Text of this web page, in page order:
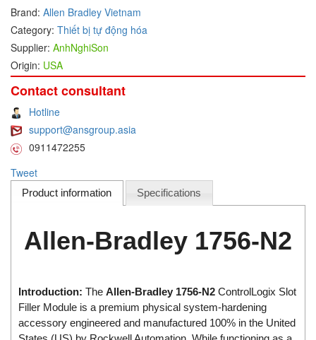
Delmhorst VietNam
DELTA
Delta Ohm
Delta sensor
Delta-mobrey
DEMA Engineering/ Foam- IT
DESAX
DET-TRONICS
Diakont
DINA Elektronik
Dinel
Di-Soric
Brand: Allen Bradley Vietnam
Category: Thiết bị tự động hóa
Supplier: AnhNghiSon
Origin: USA
Contact consultant
Hotline
support@ansgroup.asia
0911472255
Tweet
Product information Specifications
Allen-Bradley 1756-N2
Introduction: The Allen-Bradley 1756-N2 ControlLogix Slot
Filler Module is a premium physical system-hardening
accessory engineered and manufactured 100% in the United